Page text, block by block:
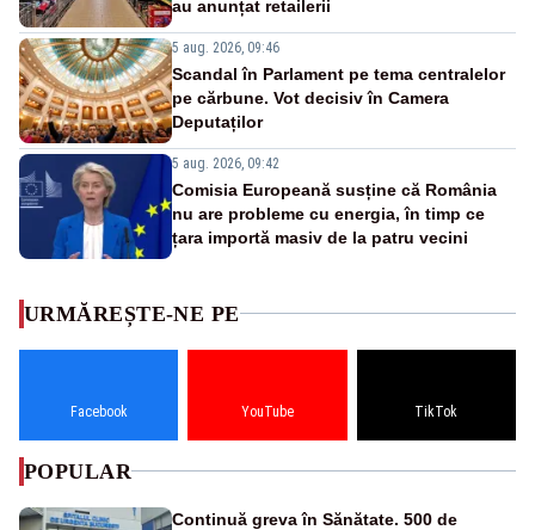
au anunțat retailerii
5 aug. 2026, 09:46
Scandal în Parlament pe tema centralelor
pe cărbune. Vot decisiv în Camera
Deputaților
5 aug. 2026, 09:42
Comisia Europeană susține că România
nu are probleme cu energia, în timp ce
țara importă masiv de la patru vecini
URMĂREȘTE-NE PE
Facebook YouTube TikTok
POPULAR
Continuă greva în Sănătate. 500 de